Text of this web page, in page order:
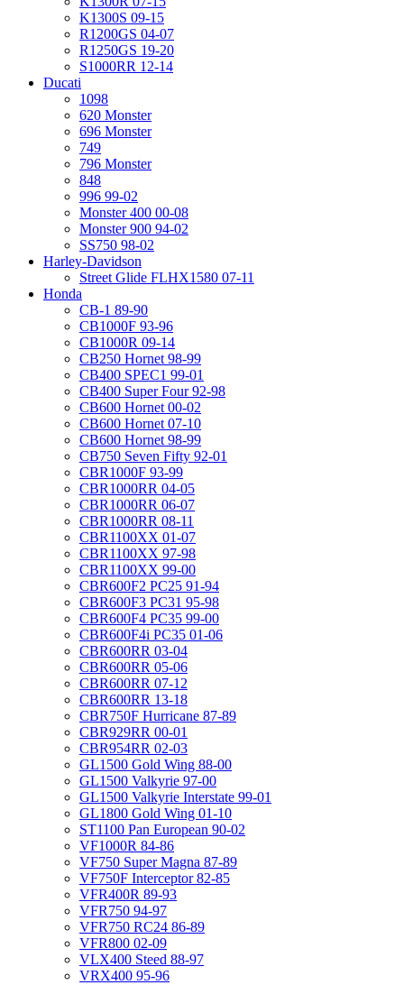
K1300S 09-15
R1200GS 04-07
R1250GS 19-20
S1000RR 12-14
Ducati
1098
620 Monster
696 Monster
749
796 Monster
848
996 99-02
Monster 400 00-08
Monster 900 94-02
SS750 98-02
Harley-Davidson
Street Glide FLHX1580 07-11
Honda
CB-1 89-90
CB1000F 93-96
CB1000R 09-14
CB250 Hornet 98-99
CB400 SPEC1 99-01
CB400 Super Four 92-98
CB600 Hornet 00-02
CB600 Hornet 07-10
CB600 Hornet 98-99
CB750 Seven Fifty 92-01
CBR1000F 93-99
CBR1000RR 04-05
CBR1000RR 06-07
CBR1000RR 08-11
CBR1100XX 01-07
CBR1100XX 97-98
CBR1100XX 99-00
CBR600F2 PC25 91-94
CBR600F3 PC31 95-98
CBR600F4 PC35 99-00
CBR600F4i PC35 01-06
CBR600RR 03-04
CBR600RR 05-06
CBR600RR 07-12
CBR600RR 13-18
CBR750F Hurricane 87-89
CBR929RR 00-01
CBR954RR 02-03
GL1500 Gold Wing 88-00
GL1500 Valkyrie 97-00
GL1500 Valkyrie Interstate 99-01
GL1800 Gold Wing 01-10
ST1100 Pan European 90-02
VF1000R 84-86
VF750 Super Magna 87-89
VF750F Interceptor 82-85
VFR400R 89-93
VFR750 94-97
VFR750 RC24 86-89
VFR800 02-09
VLX400 Steed 88-97
VRX400 95-96